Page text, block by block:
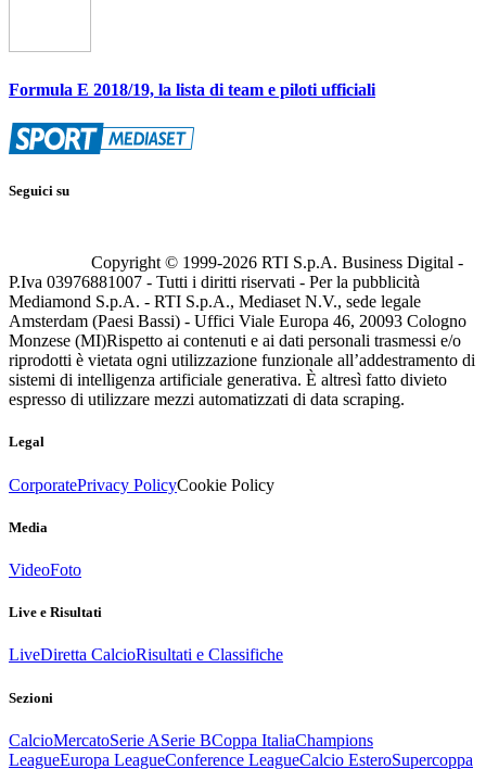
Formula E 2018/19, la lista di team e piloti ufficiali
Seguici su
Copyright © 1999-2026 RTI S.p.A. Business Digital -
P.Iva 03976881007 - Tutti i diritti riservati - Per la pubblicità
Mediamond S.p.A. - RTI S.p.A., Mediaset N.V., sede legale
Amsterdam (Paesi Bassi) - Uffici Viale Europa 46, 20093 Cologno
Monzese (MI)Rispetto ai contenuti e ai dati personali trasmessi e/o
riprodotti è vietata ogni utilizzazione funzionale all’addestramento di
sistemi di intelligenza artificiale generativa. È altresì fatto divieto
espresso di utilizzare mezzi automatizzati di data scraping.
Legal
CorporatePrivacy PolicyCookie Policy
Media
VideoFoto
Live e Risultati
LiveDiretta CalcioRisultati e Classifiche
Sezioni
CalcioMercatoSerie ASerie BCoppa ItaliaChampions
LeagueEuropa LeagueConference LeagueCalcio EsteroSupercoppa